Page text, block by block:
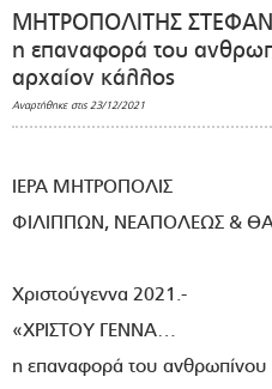
ΜΗΤΡΟΠΟΛΙΤΗΣ
η επαναφορά του
αρχαίον κάλλος
Αναρτήθηκε στις 23/12/2021
ΙΕΡΑ ΜΗΤΡΟΠΟΛΙΣ
ΦΙΛΙΠΠΩΝ, ΝΕΑΠΟΛΕΩΣ &
Χριστούγεννα 2021.-
«ΧΡΙΣΤΟΥ ΓΕΝΝΑ…
η επαναφορά του ανθρωπίνου